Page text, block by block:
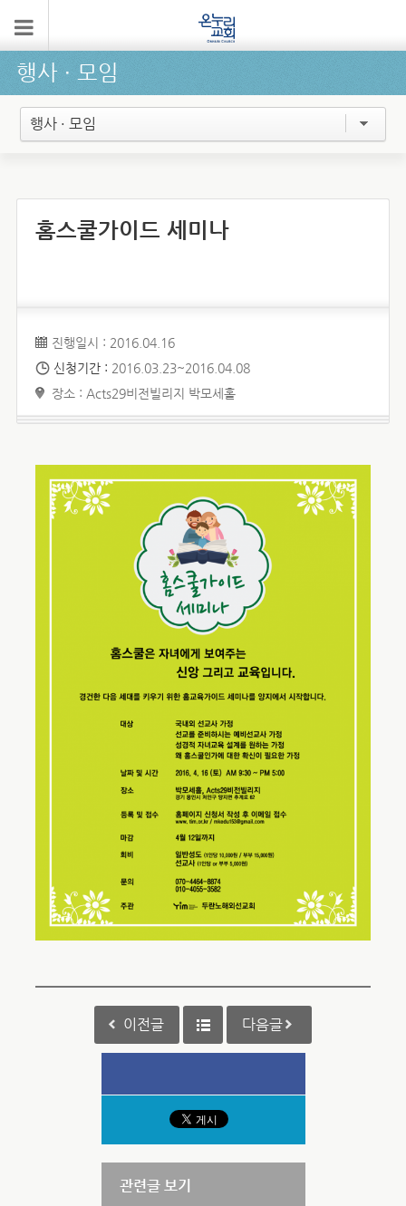
행사 ∙ 모임
행사 · 모임
홈스쿨가이드 세미나
진행일시 : 2016.04.16
신청기간 : 2016.03.23~2016.04.08
장소 : Acts29비전빌리지 박모세홀
이전글 다음글
관련글 보기